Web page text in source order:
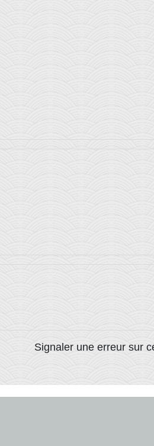
Signaler une erreur sur